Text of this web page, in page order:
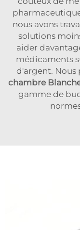
nous avons
solutions
aider
médicaments
d'argent. Nous
chambre
gamme de